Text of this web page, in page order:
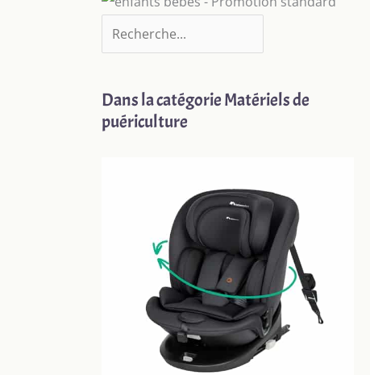
Dans la catégorie Matériels de
puériculture